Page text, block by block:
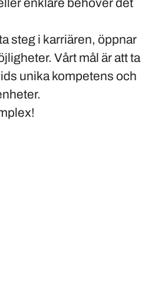
enklare behöver det
steg i karriären, öppnar
Vårt mål är att ta
unika kompetens och